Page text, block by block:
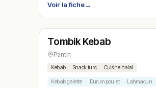
Voir la fiche→
N° 21
Fermé(11:30 – 23:30)
Tombik Kebab
Pantin
Kebab Snack turc Cuisine halal
Kebab galette Durum poulet Lahmacun